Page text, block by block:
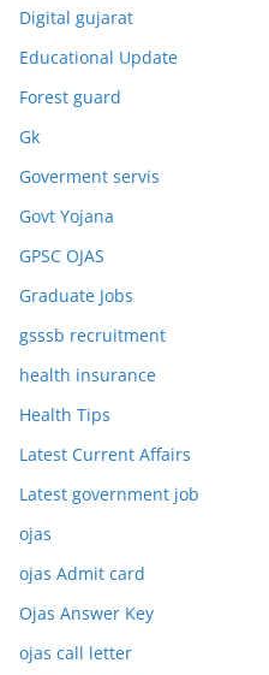
Digital gujarat
Educational Update
Forest guard
Gk
Goverment servis
Govt Yojana
GPSC OJAS
Graduate Jobs
gsssb recruitment
health insurance
Health Tips
Latest Current Affairs
Latest government job
ojas
ojas Admit card
Ojas Answer Key
ojas call letter